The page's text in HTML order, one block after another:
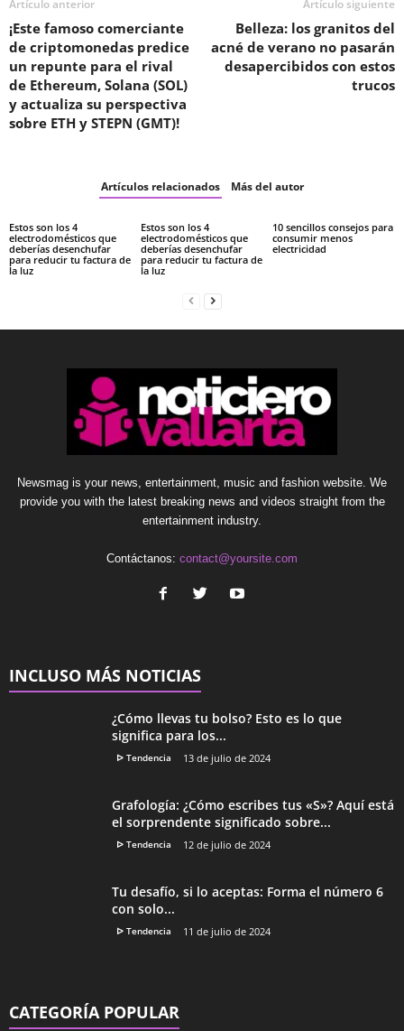
Artículo anterior
¡Este famoso comerciante
de criptomonedas predice
un repunte para el rival
de Ethereum, Solana (SOL)
y actualiza su perspectiva
sobre ETH y STEPN (GMT)!
Artículo siguiente
Belleza: los granitos del
acné de verano no pasarán
desapercibidos con estos
trucos
Artículos relacionados Más del autor
Estos son los 4
electrodomésticos que
deberías desenchufar
para reducir tu factura de
la luz
Estos son los 4
electrodomésticos que
deberías desenchufar
para reducir tu factura de
la luz
10 sencillos consejos para
consumir menos
electricidad
Newsmag is your news, entertainment, music and fashion website. We
provide you with the latest breaking news and videos straight from the
entertainment industry.
Contáctanos: contact@yoursite.com
INCLUSO MÁS NOTICIAS
¿Cómo llevas tu bolso? Esto es lo que
significa para los...
ᐅ Tendencia 13 de julio de 2024
Grafología: ¿Cómo escribes tus «S»? Aquí está
el sorprendente significado sobre...
ᐅ Tendencia 12 de julio de 2024
Tu desafío, si lo aceptas: Forma el número 6
con solo...
ᐅ Tendencia 11 de julio de 2024
CATEGORÍA POPULAR